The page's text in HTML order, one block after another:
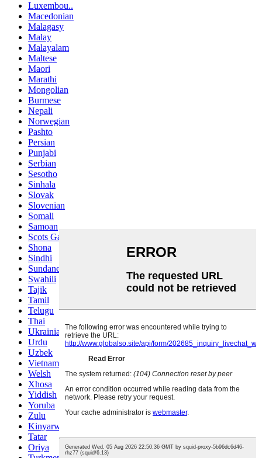
Luxembou..
Macedonian
Malagasy
Malay
Malayalam
Maltese
Maori
Marathi
Mongolian
Burmese
Nepali
Norwegian
Pashto
Persian
Punjabi
Serbian
Sesotho
Sinhala
Slovak
Slovenian
Somali
Samoan
Scots Gaelic
Shona
Sindhi
Sundanese
Swahili
Tajik
Tamil
Telugu
Thai
Ukrainian
Urdu
Uzbek
Vietnamese
Welsh
Xhosa
Yiddish
Yoruba
Zulu
Kinyarwanda
Tatar
Oriya